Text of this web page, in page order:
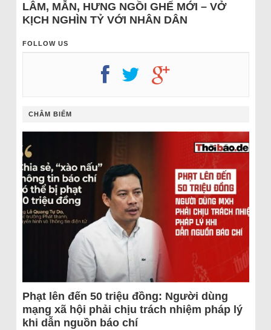
LÂM, MẪN, HƯNG NGỒI GHẾ MỚI – VỞ
KỊCH NGHÌN TỶ VỚI NHÂN DÂN
FOLLOW US
CHÂM BIẾM
Phạt lên đến 50 triệu đồng: Người dùng
mạng xã hội phải chịu trách nhiệm pháp lý
khi dẫn nguồn báo chí